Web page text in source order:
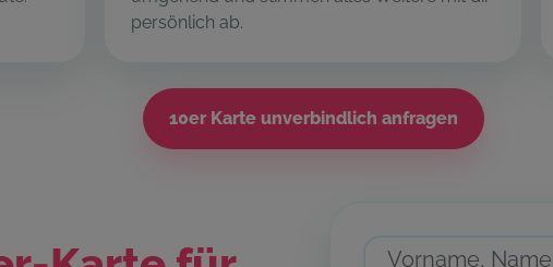
persönlich ab.
10er Karte unverbindlich anfragen